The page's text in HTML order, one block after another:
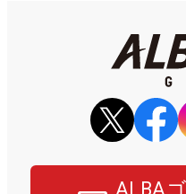
ALBA